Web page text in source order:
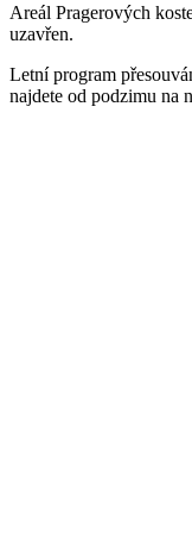
Areál Pragerových
uzavřen.
Letní program
najdete od podzimu na